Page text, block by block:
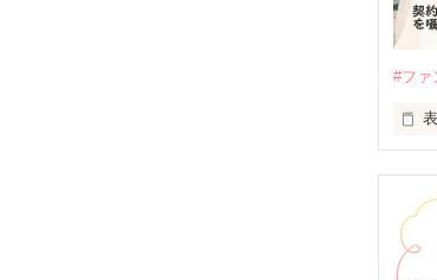
……
後
僕
何
※
#ファ
彼
あ
婚